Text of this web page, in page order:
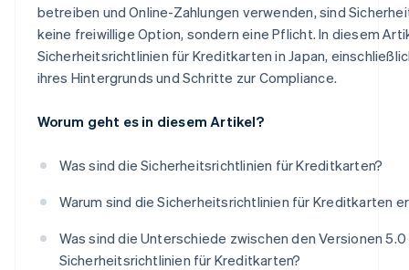
PIN-Eingabe für Kartenzahlungen
betreiben und Online-Zahlungen verwenden, sind
keine freiwillige Option, sondern eine Pflicht. In diesem
Sicherheitsrichtlinien für Kreditkarten in Japan,
ihres Hintergrunds und Schritte zur Compliance.
Worum geht es in diesem Artikel?
Was sind die Sicherheitsrichtlinien für Kreditkarten?
Warum sind die Sicherheitsrichtlinien für Kreditkarten
Was sind die Unterschiede zwischen den Versionen
Sicherheitsrichtlinien für Kreditkarten?